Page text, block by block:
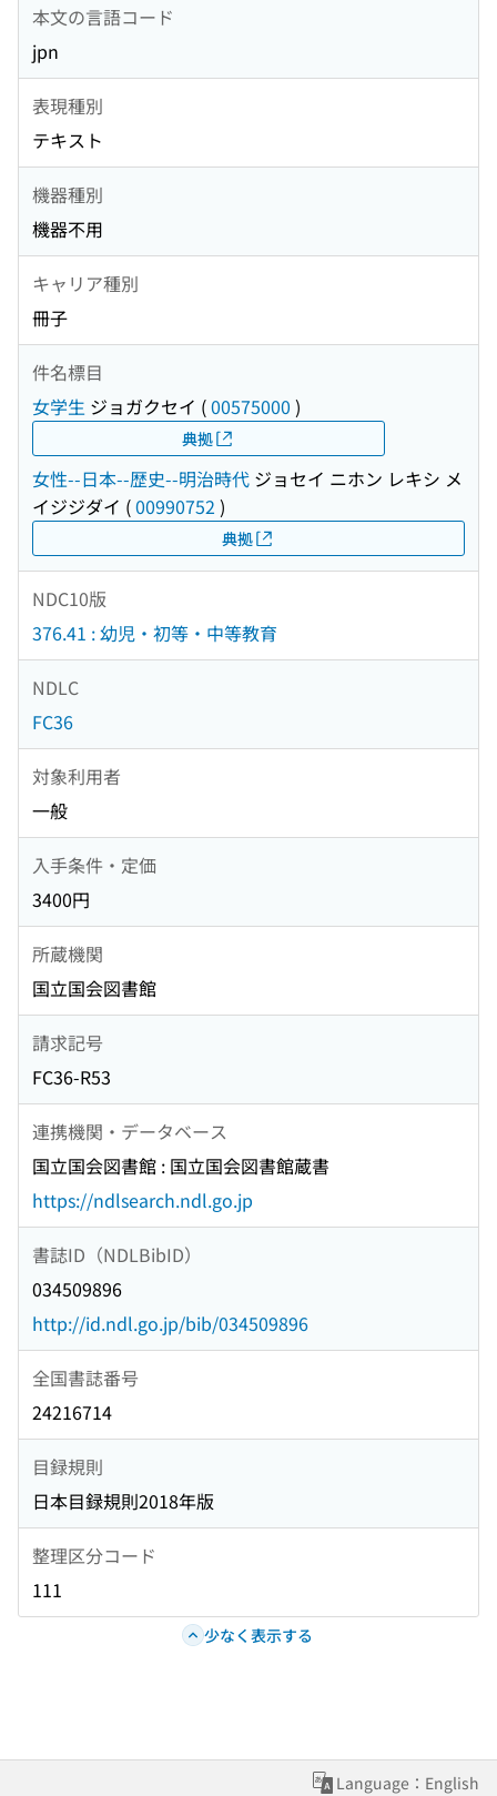
本文の言語コード
jpn
表現種別
テキスト
機器種別
機器不用
キャリア種別
冊子
件名標目
女学生 ジョガクセイ (00575000 )
典拠
女性--日本--歴史--明治時代 ジョセイ ニホン レキシ メ
イジジダイ (00990752 )
典拠
NDC10版
376.41 : 幼児・初等・中等教育
NDLC
FC36
対象利用者
一般
入手条件・定価
3400円
所蔵機関
国立国会図書館
請求記号
FC36-R53
連携機関・データベース
国立国会図書館 : 国立国会図書館蔵書
https://ndlsearch.ndl.go.jp
書誌ID（NDLBibID）
034509896
http://id.ndl.go.jp/bib/034509896
全国書誌番号
24216714
目録規則
日本目録規則2018年版
整理区分コード
111
少なく表示する
Language：English